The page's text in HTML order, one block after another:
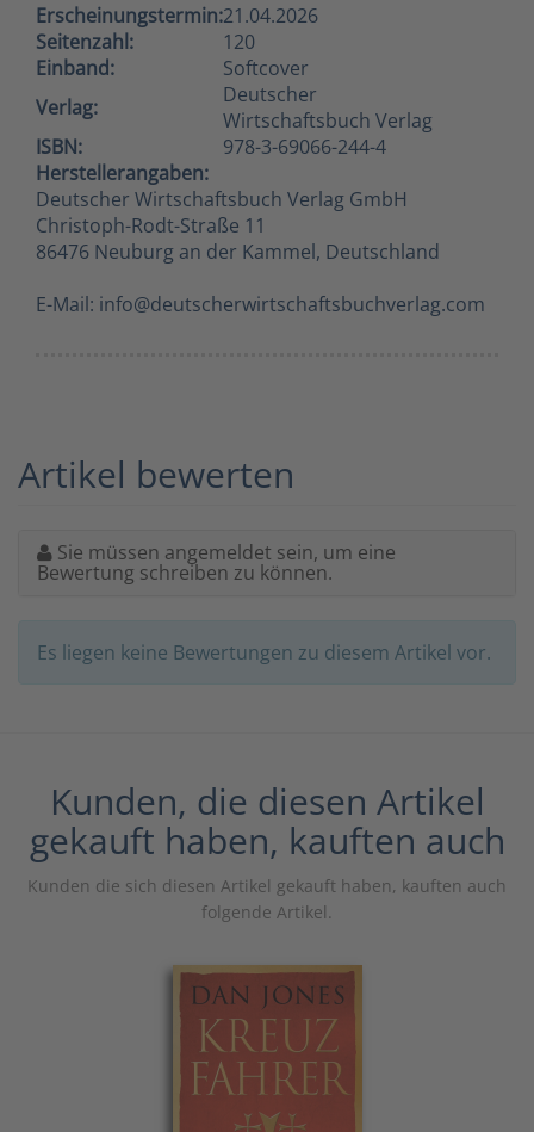
Erscheinungstermin:21.04.2026
Seitenzahl:
120
Einband:
Softcover
Verlag:
Deutscher
Wirtschaftsbuch Verlag
ISBN:
978-3-69066-244-4
Herstellerangaben:
Deutscher Wirtschaftsbuch Verlag GmbH
Christoph-Rodt-Straße 11
86476 Neuburg an der Kammel, Deutschland
E-Mail: info@deutscherwirtschaftsbuchverlag.com
Artikel bewerten
Sie müssen angemeldet sein, um eine
Bewertung schreiben zu können.
Es liegen keine Bewertungen zu diesem Artikel vor.
Kunden, die diesen Artikel
gekauft haben, kauften auch
Kunden die sich diesen Artikel gekauft haben, kauften auch
folgende Artikel.